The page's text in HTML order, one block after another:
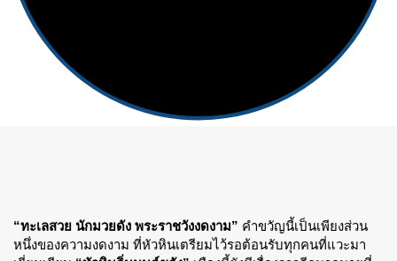
“ทะเลสวย นักมวยดัง พระราชวังงดงาม” คำขวัญนี้เป็นเพียงส่วน
หนึ่งของความงดงาม ที่หัวหินเตรียมไว้รอต้อนรับทุกคนที่แวะมา